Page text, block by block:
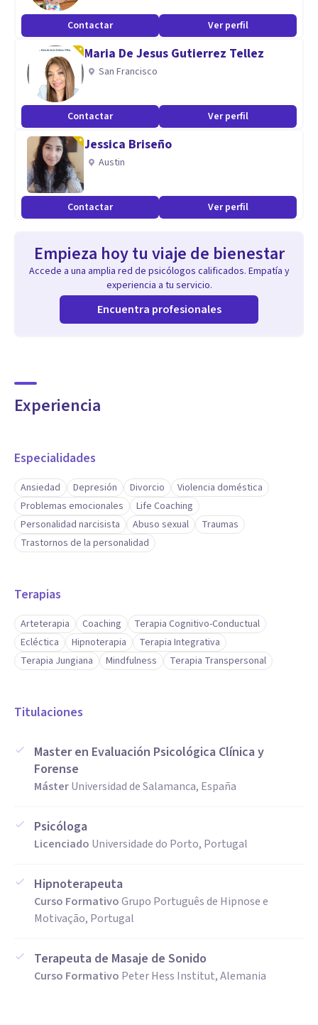
Contactar Ver perfil
Maria De Jesus Gutierrez Tellez
San Francisco
Contactar Ver perfil
Jessica Briseño
Austin
Contactar Ver perfil
Empieza hoy tu viaje de bienestar
Accede a una amplia red de psicólogos calificados. Empatía y
experiencia a tu servicio.
Encuentra profesionales
Experiencia
Especialidades
Ansiedad Depresión Divorcio
Violencia doméstica
Problemas emocionales
Life Coaching
Personalidad narcisista
Abuso sexual
Traumas
Trastornos de la personalidad
Terapias
Arteterapia Coaching
Terapia Cognitivo-Conductual
Ecléctica
Hipnoterapia
Terapia Integrativa
Terapia Jungiana
Mindfulness Terapia Transpersonal
Titulaciones
Master en Evaluación Psicológica Clínica y
Forense
MásterUniversidad de Salamanca, España
Psicóloga
Licenciado Universidade do Porto, Portugal
Hipnoterapeuta
Curso FormativoGrupo Português de Hipnose e
Motivação, Portugal
Terapeuta de Masaje de Sonido
Curso Formativo Peter Hess Institut, Alemania